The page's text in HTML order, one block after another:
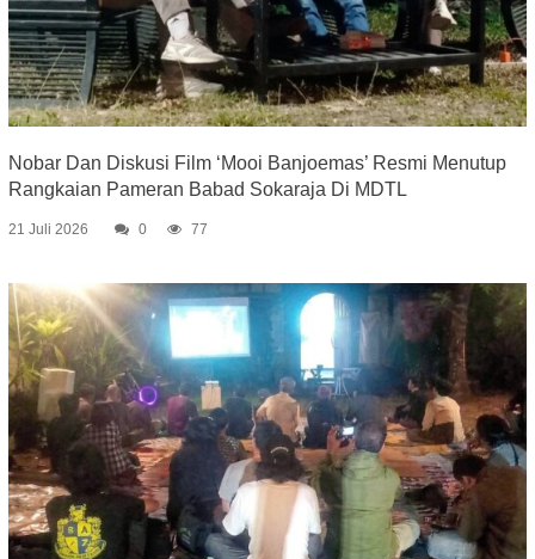
Nobar Dan Diskusi Film ‘Mooi Banjoemas’ Resmi Menutup
Rangkaian Pameran Babad Sokaraja Di MDTL
21 Juli 2026 0 77